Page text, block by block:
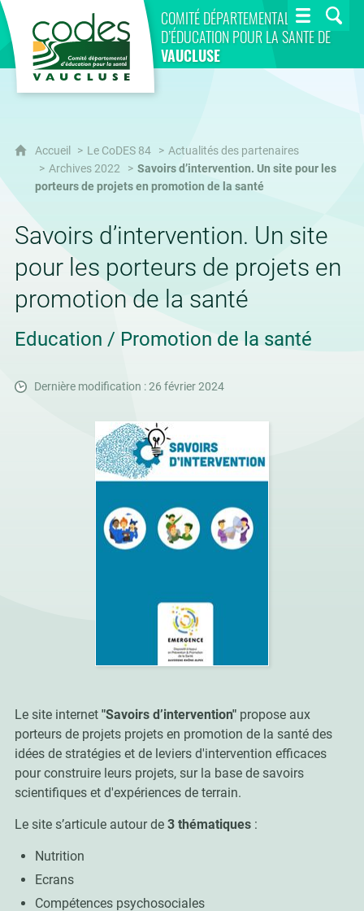
COMITÉ DÉPARTEMENTAL
D’ÉDUCATION POUR LA SANTÉ DE
VAUCLUSE
CoDES 84
Accueil Le CoDES 84
Actualités des partenaires
Archives 2022
Savoirs d’intervention. Un site pour les
porteurs de projets en promotion de la santé
Savoirs d’intervention. Un site
pour les porteurs de projets en
promotion de la santé
Education / Promotion de la santé
Dernière modification : 26 février 2024
Le site internet "Savoirs d’intervention"propose aux
porteurs de projets projets en promotion de la santé des
idées de stratégies et de leviers d'intervention efficaces
pour construire leurs projets, sur la base de savoirs
scientifiques et d'expériences de terrain.
Le site s’articule autour de 3 thématiques:
Nutrition
Ecrans
Compétences psychosociales